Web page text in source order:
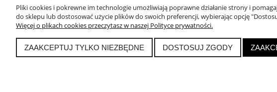
Kontakt
WARSZTATY
Blog
Tabela rozmiarów
Polskie Cechy Probiercze
Archiwum produktów
Pliki cookies i pokrewne im technologie umożliwiają poprawne działanie strony i
do sklepu lub dostosować użycie plików do swoich preferencji, wybierając opcję
Więcej o plikach cookies przeczytasz w naszej Polityce prywatności.
ZAAKCEPTUJ TYLKO NIEZBĘDNE DOSTOSUJ ZGODY